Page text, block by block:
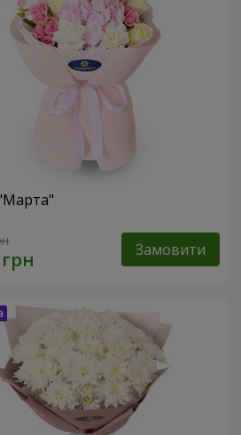
Замовити